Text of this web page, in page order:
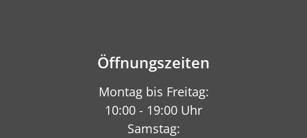
Öffnungszeiten
Montag bis Freitag:
10:00 - 19:00 Uhr
Samstag: